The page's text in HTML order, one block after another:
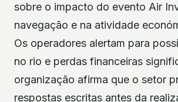
sobre o impacto do evento Air
navegação e na atividade
Os operadores alertam para
no rio e perdas financeiras
organização afirma que o setor
respostas escritas antes da